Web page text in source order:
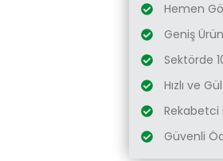
Hemen
Geniş
Sektörde
Hızlı ve
Rekabetci
Güvenli